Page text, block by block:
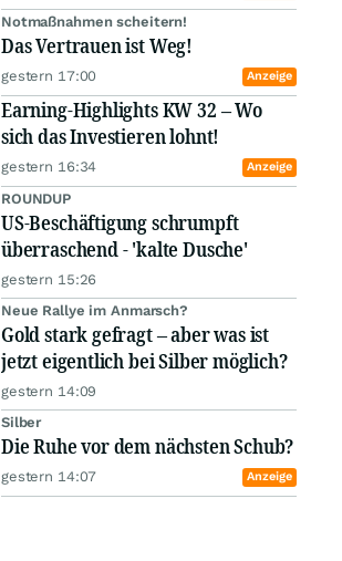
Notmaßnahmen scheitern!
Das Vertrauen ist Weg!
gestern 17:00 Anzeige
Earning-Highlights KW 32 – Wo
sich das Investieren lohnt!
gestern 16:34 Anzeige
ROUNDUP
US-Beschäftigung schrumpft
überraschend - 'kalte Dusche'
gestern 15:26
Neue Rallye im Anmarsch?
Gold stark gefragt – aber was ist
jetzt eigentlich bei Silber möglich?
gestern 14:09
Silber
Die Ruhe vor dem nächsten Schub?
gestern 14:07 Anzeige